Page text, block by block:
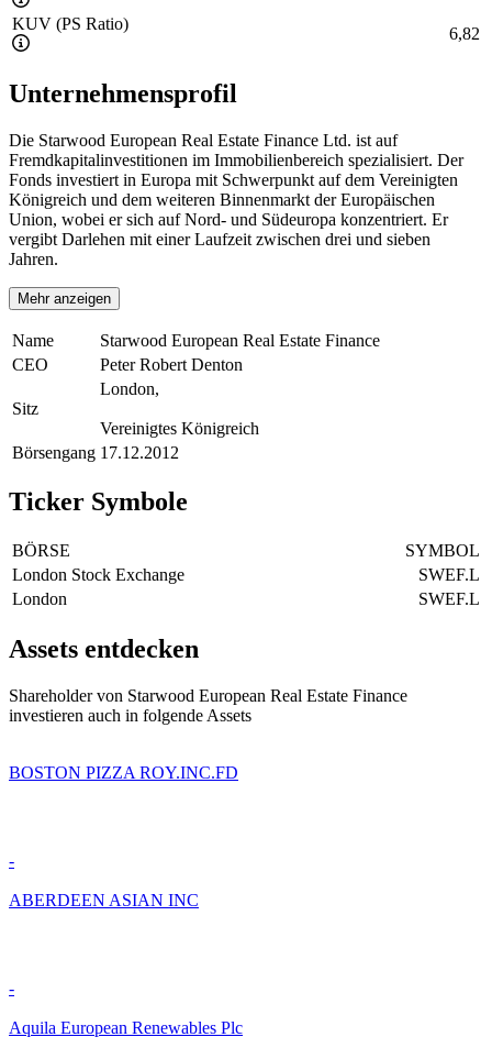
KUV (PS Ratio)
6,82
Unternehmensprofil
Die Starwood European Real Estate Finance Ltd. ist auf
Fremdkapitalinvestitionen im Immobilienbereich spezialisiert. Der
Fonds investiert in Europa mit Schwerpunkt auf dem Vereinigten
Königreich und dem weiteren Binnenmarkt der Europäischen
Union, wobei er sich auf Nord- und Südeuropa konzentriert. Er
vergibt Darlehen mit einer Laufzeit zwischen drei und sieben
Jahren.
Mehr anzeigen
Name
Starwood European Real Estate Finance
CEO
Peter Robert Denton
Sitz
London,
Vereinigtes Königreich
Börsengang 17.12.2012
Ticker Symbole
BÖRSE
SYMBOL
London Stock Exchange
SWEF.L
London
SWEF.L
Assets entdecken
Shareholder von Starwood European Real Estate Finance
investieren auch in folgende Assets
BOSTON PIZZA ROY.INC.FD
-
ABERDEEN ASIAN INC
-
Aquila European Renewables Plc